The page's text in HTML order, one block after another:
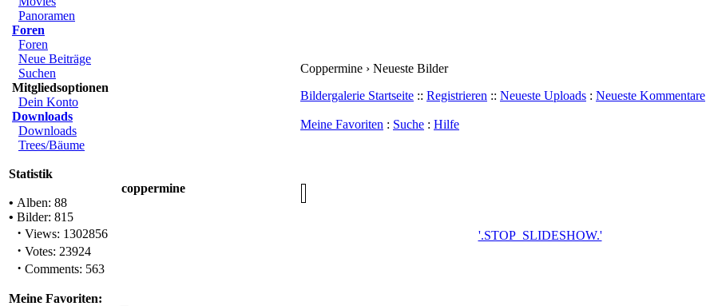
Panoramen
Foren
Foren
Neue Beiträge
Suchen
Mitgliedsoptionen
Dein Konto
Downloads
Downloads
Trees/Bäume
Statistik
coppermine
• Alben: 88
• Bilder: 815
· Views: 1302856
· Votes: 23924
· Comments: 563
Meine Favoriten:
Coppermine › Neueste Bilder
Bildergalerie Startseite :: Registrieren :: Neueste Uploads : Neueste Kommentare
Meine Favoriten : Suche : Hilfe
'.STOP_SLIDESHOW.'